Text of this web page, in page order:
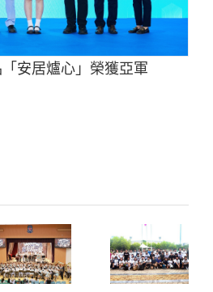
安居爐心」榮獲亞軍